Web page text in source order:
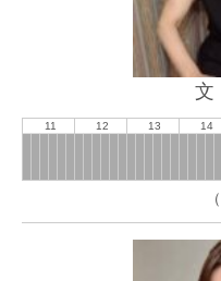
文
11 12 13 14